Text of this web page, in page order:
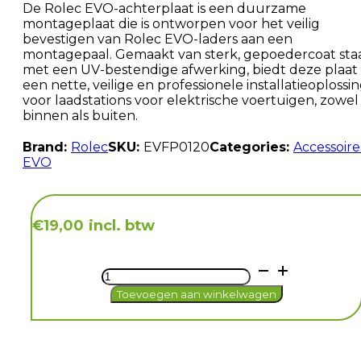
De Rolec EVO-achterplaat is een duurzame
montageplaat die is ontworpen voor het veilig
bevestigen van Rolec EVO-laders aan een
montagepaal. Gemaakt van sterk, gepoedercoat
met een UV-bestendige afwerking, biedt deze plaat
een nette, veilige en professionele
voor laadstations voor elektrische voertuigen, zowel
binnen als buiten.
Brand: RolecSKU: EVFP0120Categories:
EVO
€19,00 incl. btw
Rolec
EVO
Achterplaat
Montagepaal
Toevoegen aan winkelwagen